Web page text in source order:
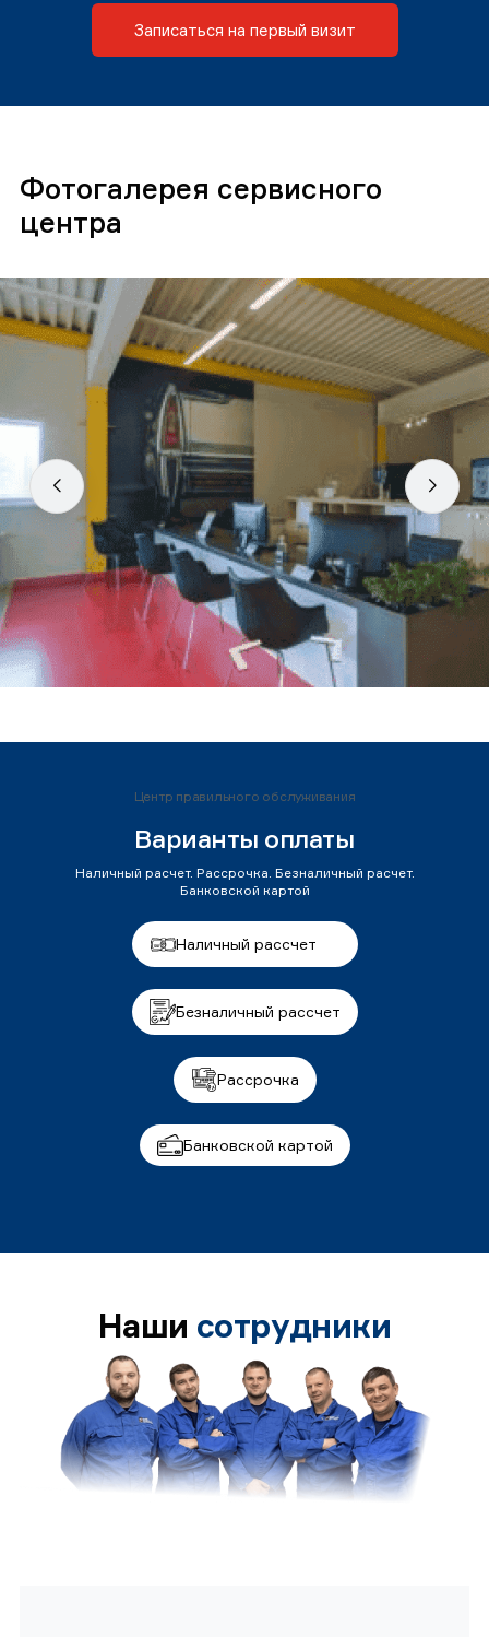
Записаться на первый визит
Фотогалерея сервисного
центра
Центр правильного обслуживания
Варианты оплаты
Наличный расчет. Рассрочка. Безналичный расчет.
Банковской картой
Наличный рассчет
Безналичный рассчет
Рассрочка
Банковской картой
Наши сотрудники